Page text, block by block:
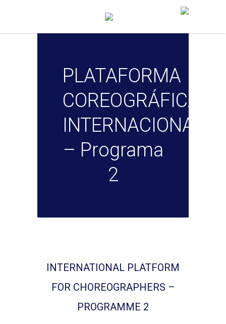
PLATAFORMA
COREOGRÁFICA
INTERNACIONAL
– Programa
2
INTERNATIONAL PLATFORM
FOR CHOREOGRAPHERS –
PROGRAMME 2